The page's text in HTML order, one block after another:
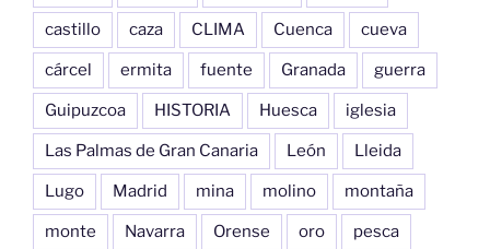
castillo caza CLIMA Cuenca cueva
cárcel ermita fuente Granada guerra
Guipuzcoa HISTORIA Huesca iglesia
Las Palmas de Gran Canaria León Lleida
Lugo Madrid mina molino montaña
monte Navarra Orense oro pesca